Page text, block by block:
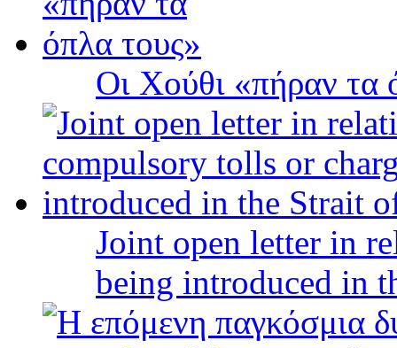
Οι Χούθι «πήραν τα
Joint open letter in
being introduced in